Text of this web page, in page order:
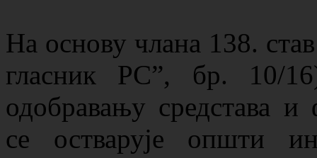
Нa oснoву члaнa 138.
гласник РС”, бр. 10/
одобравању средстава
се остварује општи